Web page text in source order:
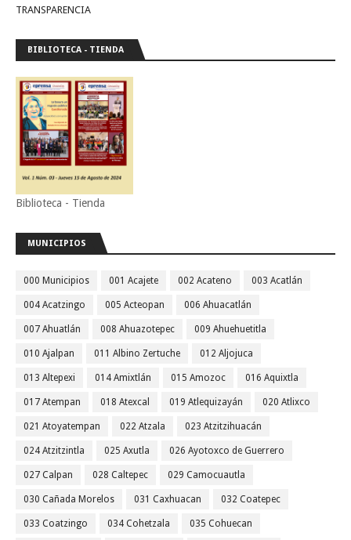
TRANSPARENCIA
BIBLIOTECA - TIENDA
Biblioteca - Tienda
MUNICIPIOS
000 Municipios 001 Acajete 002 Acateno 003 Acatlán
004 Acatzingo 005 Acteopan 006 Ahuacatlán
007 Ahuatlán 008 Ahuazotepec 009 Ahuehuetitla
010 Ajalpan 011 Albino Zertuche 012 Aljojuca
013 Altepexi 014 Amixtlán 015 Amozoc 016 Aquixtla
017 Atempan 018 Atexcal 019 Atlequizayán 020 Atlixco
021 Atoyatempan 022 Atzala 023 Atzitzihuacán
024 Atzitzintla 025 Axutla 026 Ayotoxco de Guerrero
027 Calpan 028 Caltepec 029 Camocuautla
030 Cañada Morelos 031 Caxhuacan 032 Coatepec
033 Coatzingo 034 Cohetzala 035 Cohuecan